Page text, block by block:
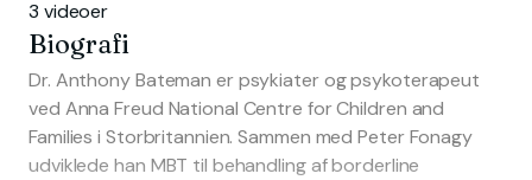
3 videoer
Biografi
Dr. Anthony Bateman er psykiater og psykoterapeut
ved Anna Freud National Centre for Children and
Families i Storbritannien. Sammen med Peter Fonagy
udviklede han MBT til behandling af borderline